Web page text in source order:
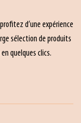
d’une expérience
sélection de produits
quelques clics.